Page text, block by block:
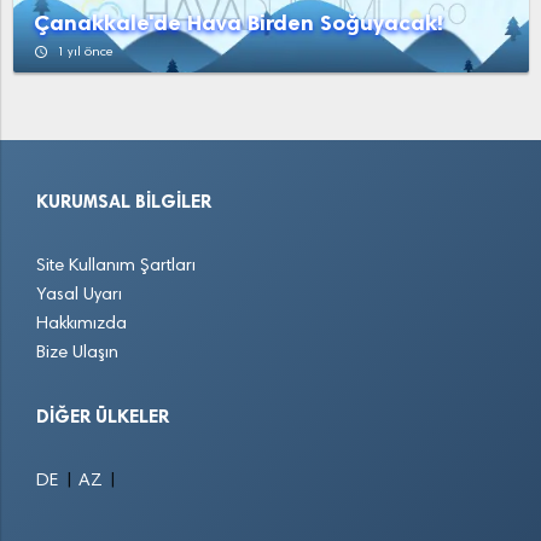
Çanakkale'de Hava Birden Soğuyacak!
access_time 1 yıl önce
KURUMSAL BILGILER
Site Kullanım Şartları
Yasal Uyarı
Hakkımızda
Bize Ulaşın
DIĞER ÜLKELER
DE AZ